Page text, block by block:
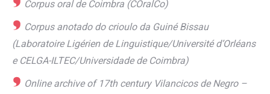
Corpusoral de Coimbra (COralCo)
Corpusanotado do crioulo da Guiné Bissau
(Laboratoire Ligérien de Linguistique/Université d’Orléans
e CELGA-ILTEC/Universidade de Coimbra)
Online archive of 17th century Vilancicos de Negro –